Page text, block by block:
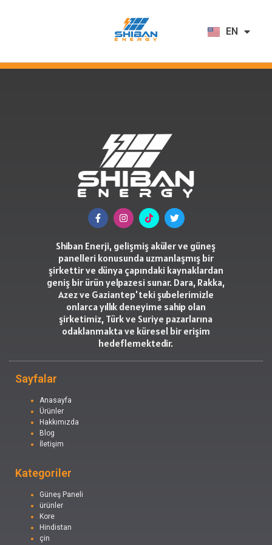
EN
AR
Shiban Enerji, gelişmiş aküler ve güneş
panelleri konusunda uzmanlaşmış bir
şirkettir ve dünya çapındaki kaynaklardan
geniş bir ürün yelpazesi sunar. Dara, Rakka,
Azez ve Gaziantep'teki şubelerimizle
onlarca yıllık deneyime sahip olan
şirketimiz, Türk ve Suriye pazarlarına
odaklanmakta ve küresel bir erişim
hedeflemektedir.
Sayfalar
Anasayfa
Ürünler
Hakkımızda
Blog
İletişim
Kategoriler
Güneş Paneli
ürünler
Kore
Hindistan
çin